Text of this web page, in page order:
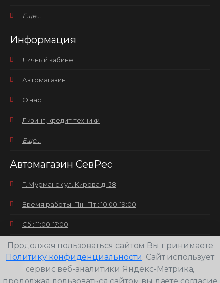
Еще...
Информация
Личный кабинет
Автомагазин
О нас
Лизинг, кредит техники
Еще...
Автомагазин СевРес
Г. Мурманск ул. Кирова д. 38
Время работы: Пн.-Пт.: 10:00-19:00
Сб.: 11:00-17:00
Вс.: выходной
+7(8152) 25-30-58
Продолжая пользоваться сайтом Вы принимаете
Политику конфиденциальности. Сайт использует
сервис веб-аналитики Яндекс-Метрика,
продолжая пользоваться сайтом вы даете согласие